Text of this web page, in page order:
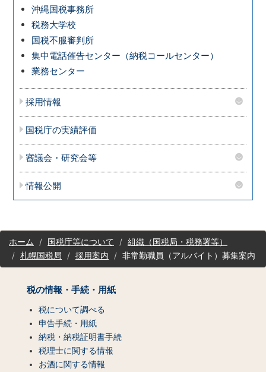
沖縄国税事務所
税務大学校
国税不服審判所
集中電話催告センター（納税コールセンター）
業務センター
採用情報
国税庁の実績評価
審議会・研究会等
情報公開
サ
イホーム 国税庁等について
組織（国税局・税務署等）
札幌国税局
採用案内 非常勤職員（アルバイト）募集案内
税の情報・手続・用紙
税について調べる
申告手続・用紙
納税・納税証明書手続
税理士に関する情報
お酒に関する情報